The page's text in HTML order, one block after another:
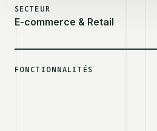
SECTEUR
E-commerce & Retail
FONCTIONNALITÉS